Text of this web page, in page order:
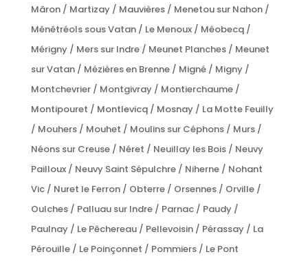
Mâron / Martizay / Mauvières / Menetou sur Nahon /
Ménétréols sous Vatan / Le Menoux / Méobecq /
Mérigny / Mers sur Indre / Meunet Planches / Meunet
sur Vatan / Mézières en Brenne / Migné / Migny /
Montchevrier / Montgivray / Montierchaume /
Montipouret / Montlevicq / Mosnay / La Motte Feuilly
/ Mouhers / Mouhet / Moulins sur Céphons / Murs /
Néons sur Creuse / Néret / Neuillay les Bois / Neuvy
Pailloux / Neuvy Saint Sépulchre / Niherne / Nohant
Vic / Nuret le Ferron / Obterre / Orsennes / Orville /
Oulches / Palluau sur Indre / Parnac / Paudy /
Paulnay / Le Pêchereau / Pellevoisin / Pérassay / La
Pérouille / Le Poinçonnet / Pommiers / Le Pont